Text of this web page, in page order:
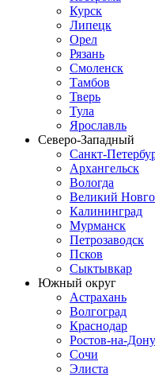
Курск
Липецк
Орел
Рязань
Смоленск
Тамбов
Тверь
Тула
Ярославль
Северо-Западный
Санкт-
Архангельск
Вологда
Великий
Калининград
Мурманск
Петрозаводск
Псков
Сыктывкар
Южный округ
Астрахань
Волгоград
Краснодар
Ростов-на-Дону
Сочи
Элиста